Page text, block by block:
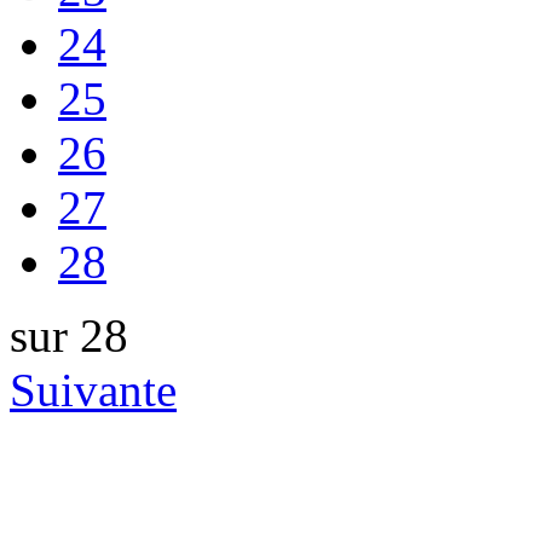
24
25
26
27
28
sur 28
Suivante